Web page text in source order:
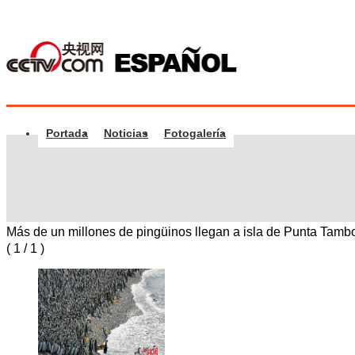
Portada Noticias Fotogalería
Más de un millones de pingüinos llegan a isla de Punta
( 1 / 1 )